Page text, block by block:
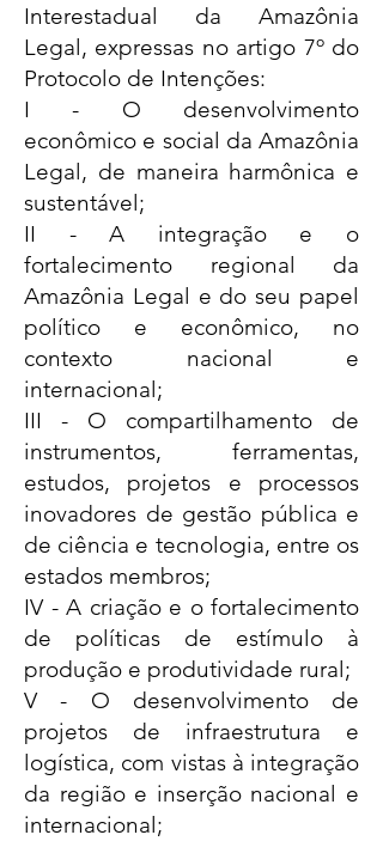
Interestadual da Amazônia
Legal, expressas no artigo 7º do
Protocolo de Intenções:
I - O desenvolvimento
econômico e social da Amazônia
Legal, de maneira harmônica e
sustentável;
II - A integração e o
fortalecimento regional da
Amazônia Legal e do seu papel
político e econômico, no
contexto nacional e
internacional;
III - O compartilhamento de
instrumentos, ferramentas,
estudos, projetos e processos
inovadores de gestão pública e
de ciência e tecnologia, entre os
estados membros;
IV - A criação e o fortalecimento
de políticas de estímulo à
produção e produtividade rural;
V - O desenvolvimento de
projetos de infraestrutura e
logística, com vistas à integração
da região e inserção nacional e
internacional;